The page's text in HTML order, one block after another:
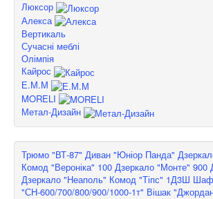
Люксор
Алекса
Вертикаль
Сучасні меблі
Олімпія
Кайрос
Е.М.М
MORELI
Метал-Дизайн
Трюмо "ВТ-87" Диван "Юніор Панда"
Комод "Вероніка" 100 Дзеркало "Монте" 900
Дзеркало "Неаполь" Комод "Тіпс" 1Д3Ш
"СН-600/700/800/900/1000-1т" Вішак